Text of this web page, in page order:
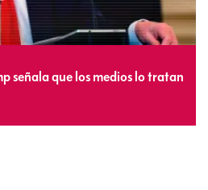
señala que los medios lo tratan